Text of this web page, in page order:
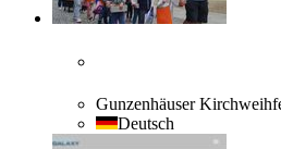
Gunzenhäuser
Deutsch